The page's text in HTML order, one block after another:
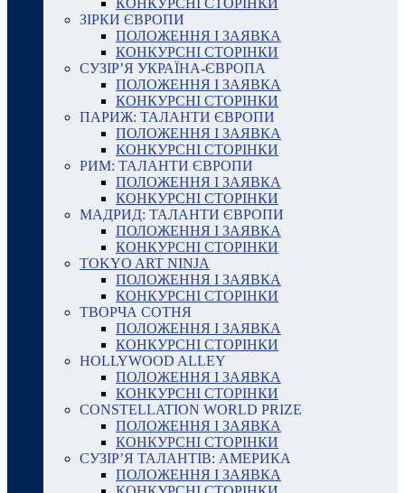
КОНКУРСНІ СТОРІНКИ
ЗІРКИ ЄВРОПИ
ПОЛОЖЕННЯ І ЗАЯВКА
КОНКУРСНІ СТОРІНКИ
СУЗІР’Я УКРАЇНА-ЄВРОПА
ПОЛОЖЕННЯ І ЗАЯВКА
КОНКУРСНІ СТОРІНКИ
ПАРИЖ: ТАЛАНТИ ЄВРОПИ
ПОЛОЖЕННЯ І ЗАЯВКА
КОНКУРСНІ СТОРІНКИ
РИМ: ТАЛАНТИ ЄВРОПИ
ПОЛОЖЕННЯ І ЗАЯВКА
КОНКУРСНІ СТОРІНКИ
МАДРИД: ТАЛАНТИ ЄВРОПИ
ПОЛОЖЕННЯ І ЗАЯВКА
КОНКУРСНІ СТОРІНКИ
TOKYO ART NINJA
ПОЛОЖЕННЯ І ЗАЯВКА
КОНКУРСНІ СТОРІНКИ
ТВОРЧА СОТНЯ
ПОЛОЖЕННЯ І ЗАЯВКА
КОНКУРСНІ СТОРІНКИ
HOLLYWOOD ALLEY
ПОЛОЖЕННЯ І ЗАЯВКА
КОНКУРСНІ СТОРІНКИ
CONSTELLATION WORLD PRIZE
ПОЛОЖЕННЯ І ЗАЯВКА
КОНКУРСНІ СТОРІНКИ
СУЗІР’Я ТАЛАНТІВ: АМЕРИКА
ПОЛОЖЕННЯ І ЗАЯВКА